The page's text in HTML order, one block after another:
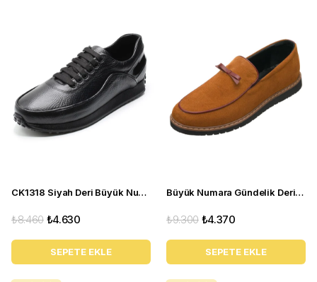
CK1318 Siyah Deri Büyük Numara Erkek Spor Ayakkabı
₺4.630
₺8.460
SEPETE EKLE
Büyük Numara Gündelik Deri Süet Erkek Ayakkabı - Utkan24 Tarçın
₺4.370
₺9.300
SEPETE EKLE